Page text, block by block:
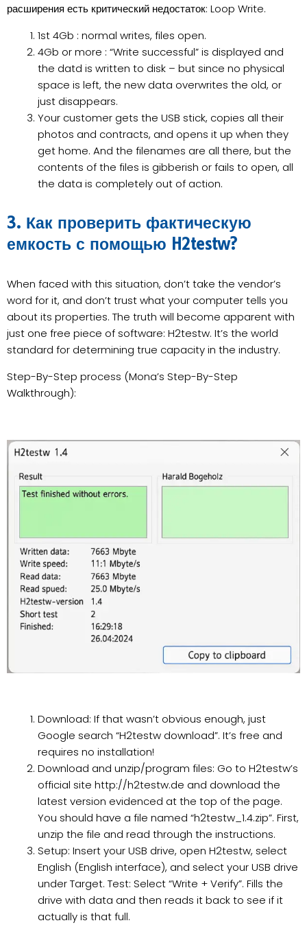
расширения есть критический недостаток: Loop Write.
1st 4Gb : normal writes, files open.
4Gb or more : “Write successful” is displayed and
the datd is written to disk – but since no physical
space is left, the new data overwrites the old, or
just disappears.
Your customer gets the USB stick, copies all their
photos and contracts, and opens it up when they
get home. And the filenames are all there, but the
contents of the files is gibberish or fails to open, all
the data is completely out of action.
3. Как проверить фактическую
емкость с помощью H2testw?
When faced with this situation, don’t take the vendor’s
word for it, and don’t trust what your computer tells you
about its properties. The truth will become apparent with
just one free piece of software: H2testw. It’s the world
standard for determining true capacity in the industry.
Step-By-Step process (Mona’s Step-By-Step
Walkthrough):
Download: If that wasn’t obvious enough, just
Google search “H2testw download”. It’s free and
requires no installation!
Download and unzip/program files: Go to H2testw’s
official site http://h2testw.de and download the
latest version evidenced at the top of the page.
You should have a file named “h2testw_1.4.zip”. First,
unzip the file and read through the instructions.
Setup: Insert your USB drive, open H2testw, select
English (English interface), and select your USB drive
under Target. Test: Select “Write + Verify”. Fills the
drive with data and then reads it back to see if it
actually is that full.